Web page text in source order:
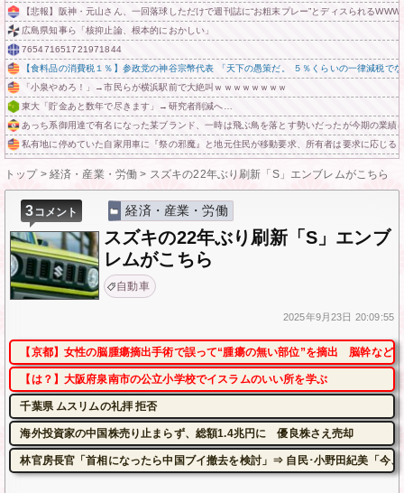
【悲報】阪神・元山さん、一回落球しただけで週刊誌に“お粗末プレー”とディスられる
広島県知事ら「核抑止論、根本的におかしい」
765471651721971844
【食料品の消費税１％】参政党の神谷宗幣代表 「天下の愚策だ。 ５％くらいの一律減税で
「小泉やめろ！」→市民らが横浜駅前で大絶叫ｗｗｗｗｗｗｗｗ
東大「貯金あと数年で尽きます」→研究者削減へ…
あっち系御用達で有名になった某ブランド、一時は飛ぶ鳥を落とす勢いだったが今期の業
私有地に停めていた自家用車に『祭の邪魔』と地元住民が移動要求、所有者は要求に応じ
トップ> 経済・産業・労働 > スズキの22年ぶり刷新「S」エンブレムがこちら
3コメント 経済・産業・労働
スズキの22年ぶり刷新「S」エンブ
レムがこちら
自動車
2025年9月23日 20:09:55
【京都】女性の脳腫瘍摘出手術で誤って“腫瘍の無い部位”を摘出 脳幹など
【は？】大阪府泉南市の公立小学校でイスラムのいい所を学ぶ
千葉県 ムスリムの礼拝 拒否
海外投資家の中国株売り止まらず、総額1.4兆円に 優良株さえ売却
林官房長官「首相になったら中国ブイ撤去を検討」⇒ 自民･小野田紀美「今